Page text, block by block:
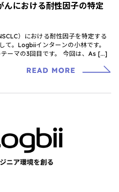
んにおける耐性因子の特定
）における耐性因子を特定する
て。Logbiiインターンの小林です。
ーマの3回目です。 今回は、As […]